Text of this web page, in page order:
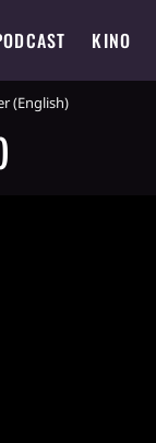
KINO
(English)